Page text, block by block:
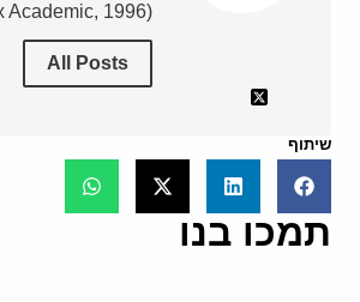
1996).
All Posts
שיתוף
תמכו בנו